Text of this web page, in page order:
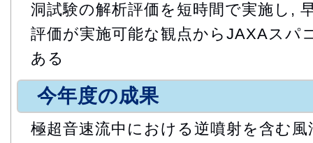
洞試験の解析評価を短時間で実施し,
評価が実施可能な観点からJAXAスパ
ある
今年度の成果
極超音速流中における逆噴射を含む